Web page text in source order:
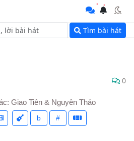
Tìm bài hát
0
Giao Tiên & Nguyên Thảo
b #